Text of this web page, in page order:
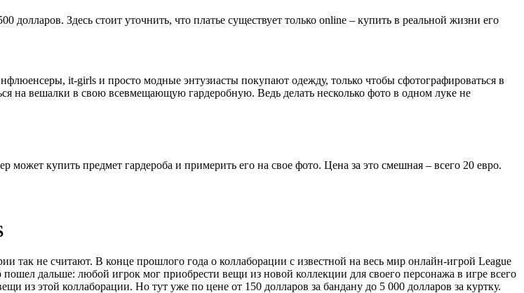
долларов. Здесь стоит уточнить, что платье существует только online – купить в реальной жизни его
it-girls и просто модные энтузиасты покупают одежду, только чтобы сфотографироваться в
на вешалки в свою всевмещающую гардеробную. Ведь делать несколько фото в одном луке не
купить предмет гардероба и примерить его на свое фото. Цена за это смешная – всего 20 евро.
так не считают. В конце прошлого года о коллаборации с известной на весь мир онлайн-игрой League
дальше: любой игрок мог приобрести вещи из новой коллекции для своего персонажа в игре всего
из этой коллаборации. Но тут уже по цене от 150 долларов за бандану до 5 000 долларов за куртку.